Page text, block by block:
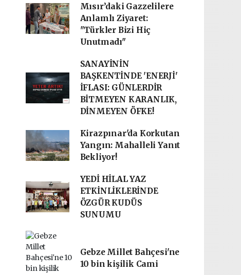
Mısır’daki Gazzelilere
Anlamlı Ziyaret:
"Türkler Bizi Hiç
Unutmadı"
SANAYİNİN
BAŞKENTİNDE 'ENERJİ'
İFLASI: GÜNLERDİR
BİTMEYEN KARANLIK,
DİNMEYEN ÖFKE!
Kirazpınar'da Korkutan
Yangın: Mahalleli Yanıt
Bekliyor!
YEDİ HİLAL YAZ
ETKİNLİKLERİNDE
ÖZGÜR KUDÜS
SUNUMU
Gebze Millet Bahçesi'ne
10 bin kişilik Cami